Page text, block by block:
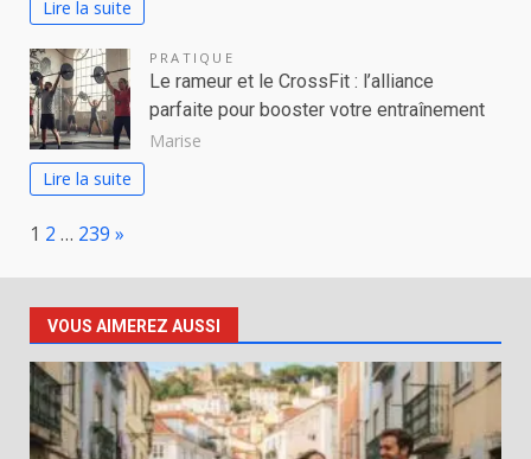
Lire la suite
PRATIQUE
Le rameur et le CrossFit : l’alliance
parfaite pour booster votre entraînement
Marise
Lire la suite
Page:
1 2 … 239 Next
»
VOUS AIMEREZ AUSSI